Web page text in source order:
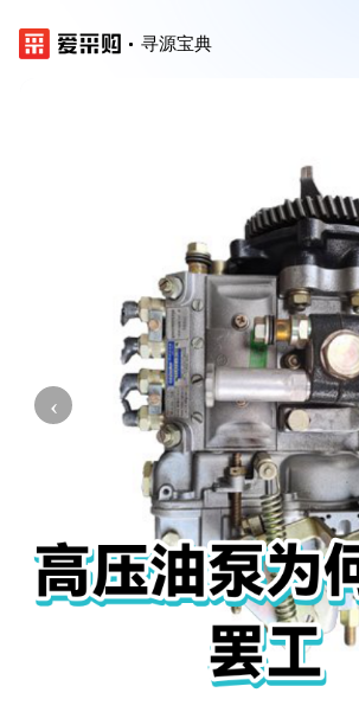
寻源宝典
‹